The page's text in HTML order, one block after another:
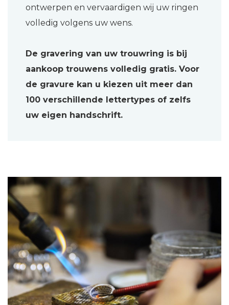
ontwerpen en vervaardigen wij uw ringen
volledig volgens uw wens.
De gravering van uw trouwring is bij
aankoop trouwens volledig gratis. Voor
de gravure kan u kiezen uit meer dan
100 verschillende lettertypes of zelfs
uw eigen handschrift.